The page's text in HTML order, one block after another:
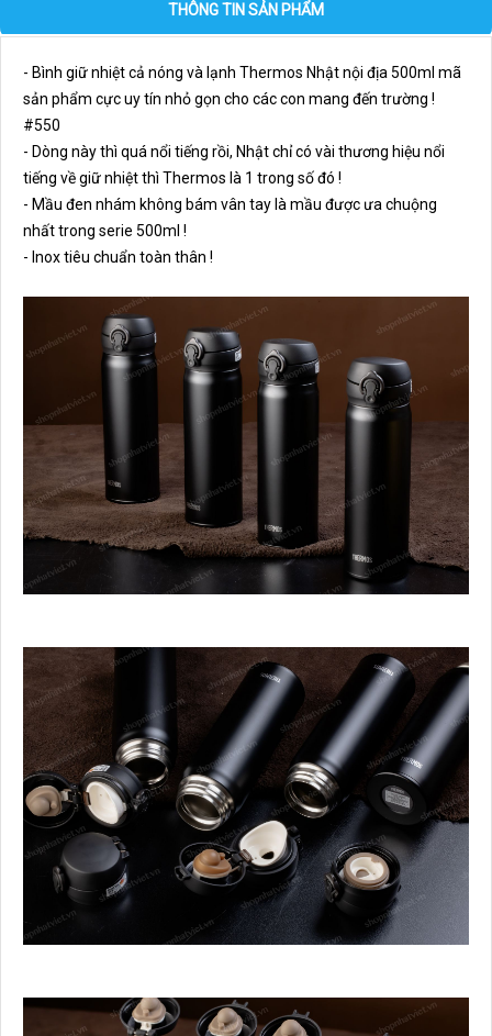
THÔNG TIN SẢN PHẨM
- Bình giữ nhiệt cả nóng và lạnh Thermos Nhật nội địa 500ml mã
sản phẩm cực uy tín nhỏ gọn cho các con mang đến trường !
#550
- Dòng này thì quá nổi tiếng rồi, Nhật chỉ có vài thương hiệu nổi
tiếng về giữ nhiệt thì Thermos là 1 trong số đó !
- Mầu đen nhám không bám vân tay là mầu được ưa chuộng
nhất trong serie 500ml !
- Inox tiêu chuẩn toàn thân !